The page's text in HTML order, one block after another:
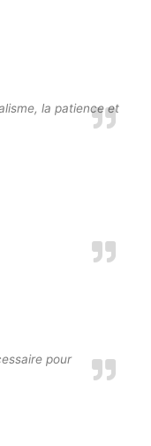
la patience et
pour